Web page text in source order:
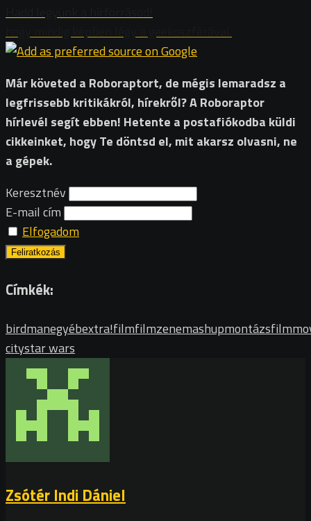
Már követed a Roboraptort, de mégis lemaradsz a
legfrissebb kritikákról, hírekről? A Roboraptor
hírlevél segít ebben! Hetente a postafiókodba küldi
cikkeinket, hogy Te döntsd el, mit akarsz olvasni, ne
a gépek.
Keresztnév
E-mail cím
Elfogadom
Címkék:
birdmanegyébextra!filmfilmzenemashupmontázsfilm
citystar wars
Zsótér Indi Dániel